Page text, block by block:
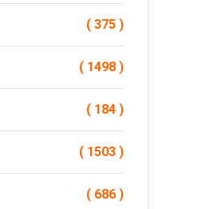
( 375 )
( 1498 )
( 184 )
( 1503 )
( 686 )